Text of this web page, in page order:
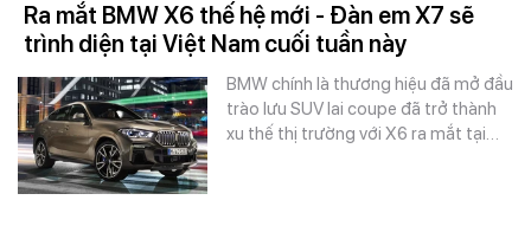
Ra mắt BMW X6 thế hệ mới - Đàn em X7 sẽ
trình diện tại Việt Nam cuối tuần này
BMW chính là thương hiệu đã mở đầu
trào lưu SUV lai coupe đã trở thành
xu thế thị trường với X6 ra mắt tại…